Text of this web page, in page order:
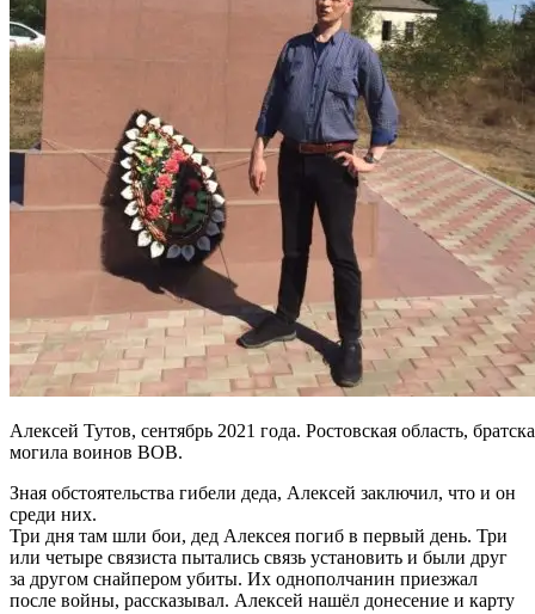
Алексей Тутов, сентябрь 2021 года. Ростовская область,
могила воинов ВОВ.
Зная обстоятельства гибели деда, Алексей заключил, что и он
среди них.
Три дня там шли бои, дед Алексея погиб в первый день. Три
или четыре связиста пытались связь установить и были друг
за другом снайпером убиты. Их однополчанин приезжал
после войны, рассказывал. Алексей нашёл донесение и карту